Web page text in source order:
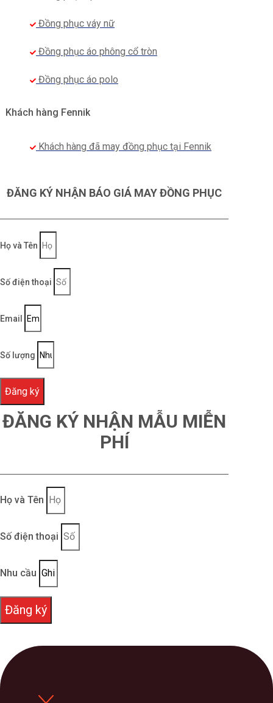
Đồng phục váy nữ
Đồng phục áo phông cổ tròn
Đồng phục áo polo
Khách hàng Fennik
Khách hàng đã may đồng phục tại Fennik
ĐĂNG KÝ NHẬN BÁO GIÁ MAY ĐỒNG PHỤC
Họ và Tên
Số điện thoại
Email
Số lượng
Đăng ký
ĐĂNG KÝ NHẬN MẪU MIỄN
PHÍ
Họ và Tên
Số điện thoại
Nhu cầu
Đăng ký